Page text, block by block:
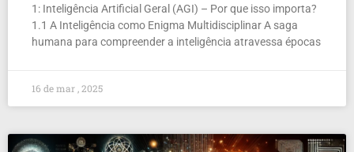
1: Inteligência Artificial Geral (AGI) – Por que isso importa?
1.1 A Inteligência como Enigma Multidisciplinar A saga
humana para compreender a inteligência atravessa épocas
16 de mar , 2025